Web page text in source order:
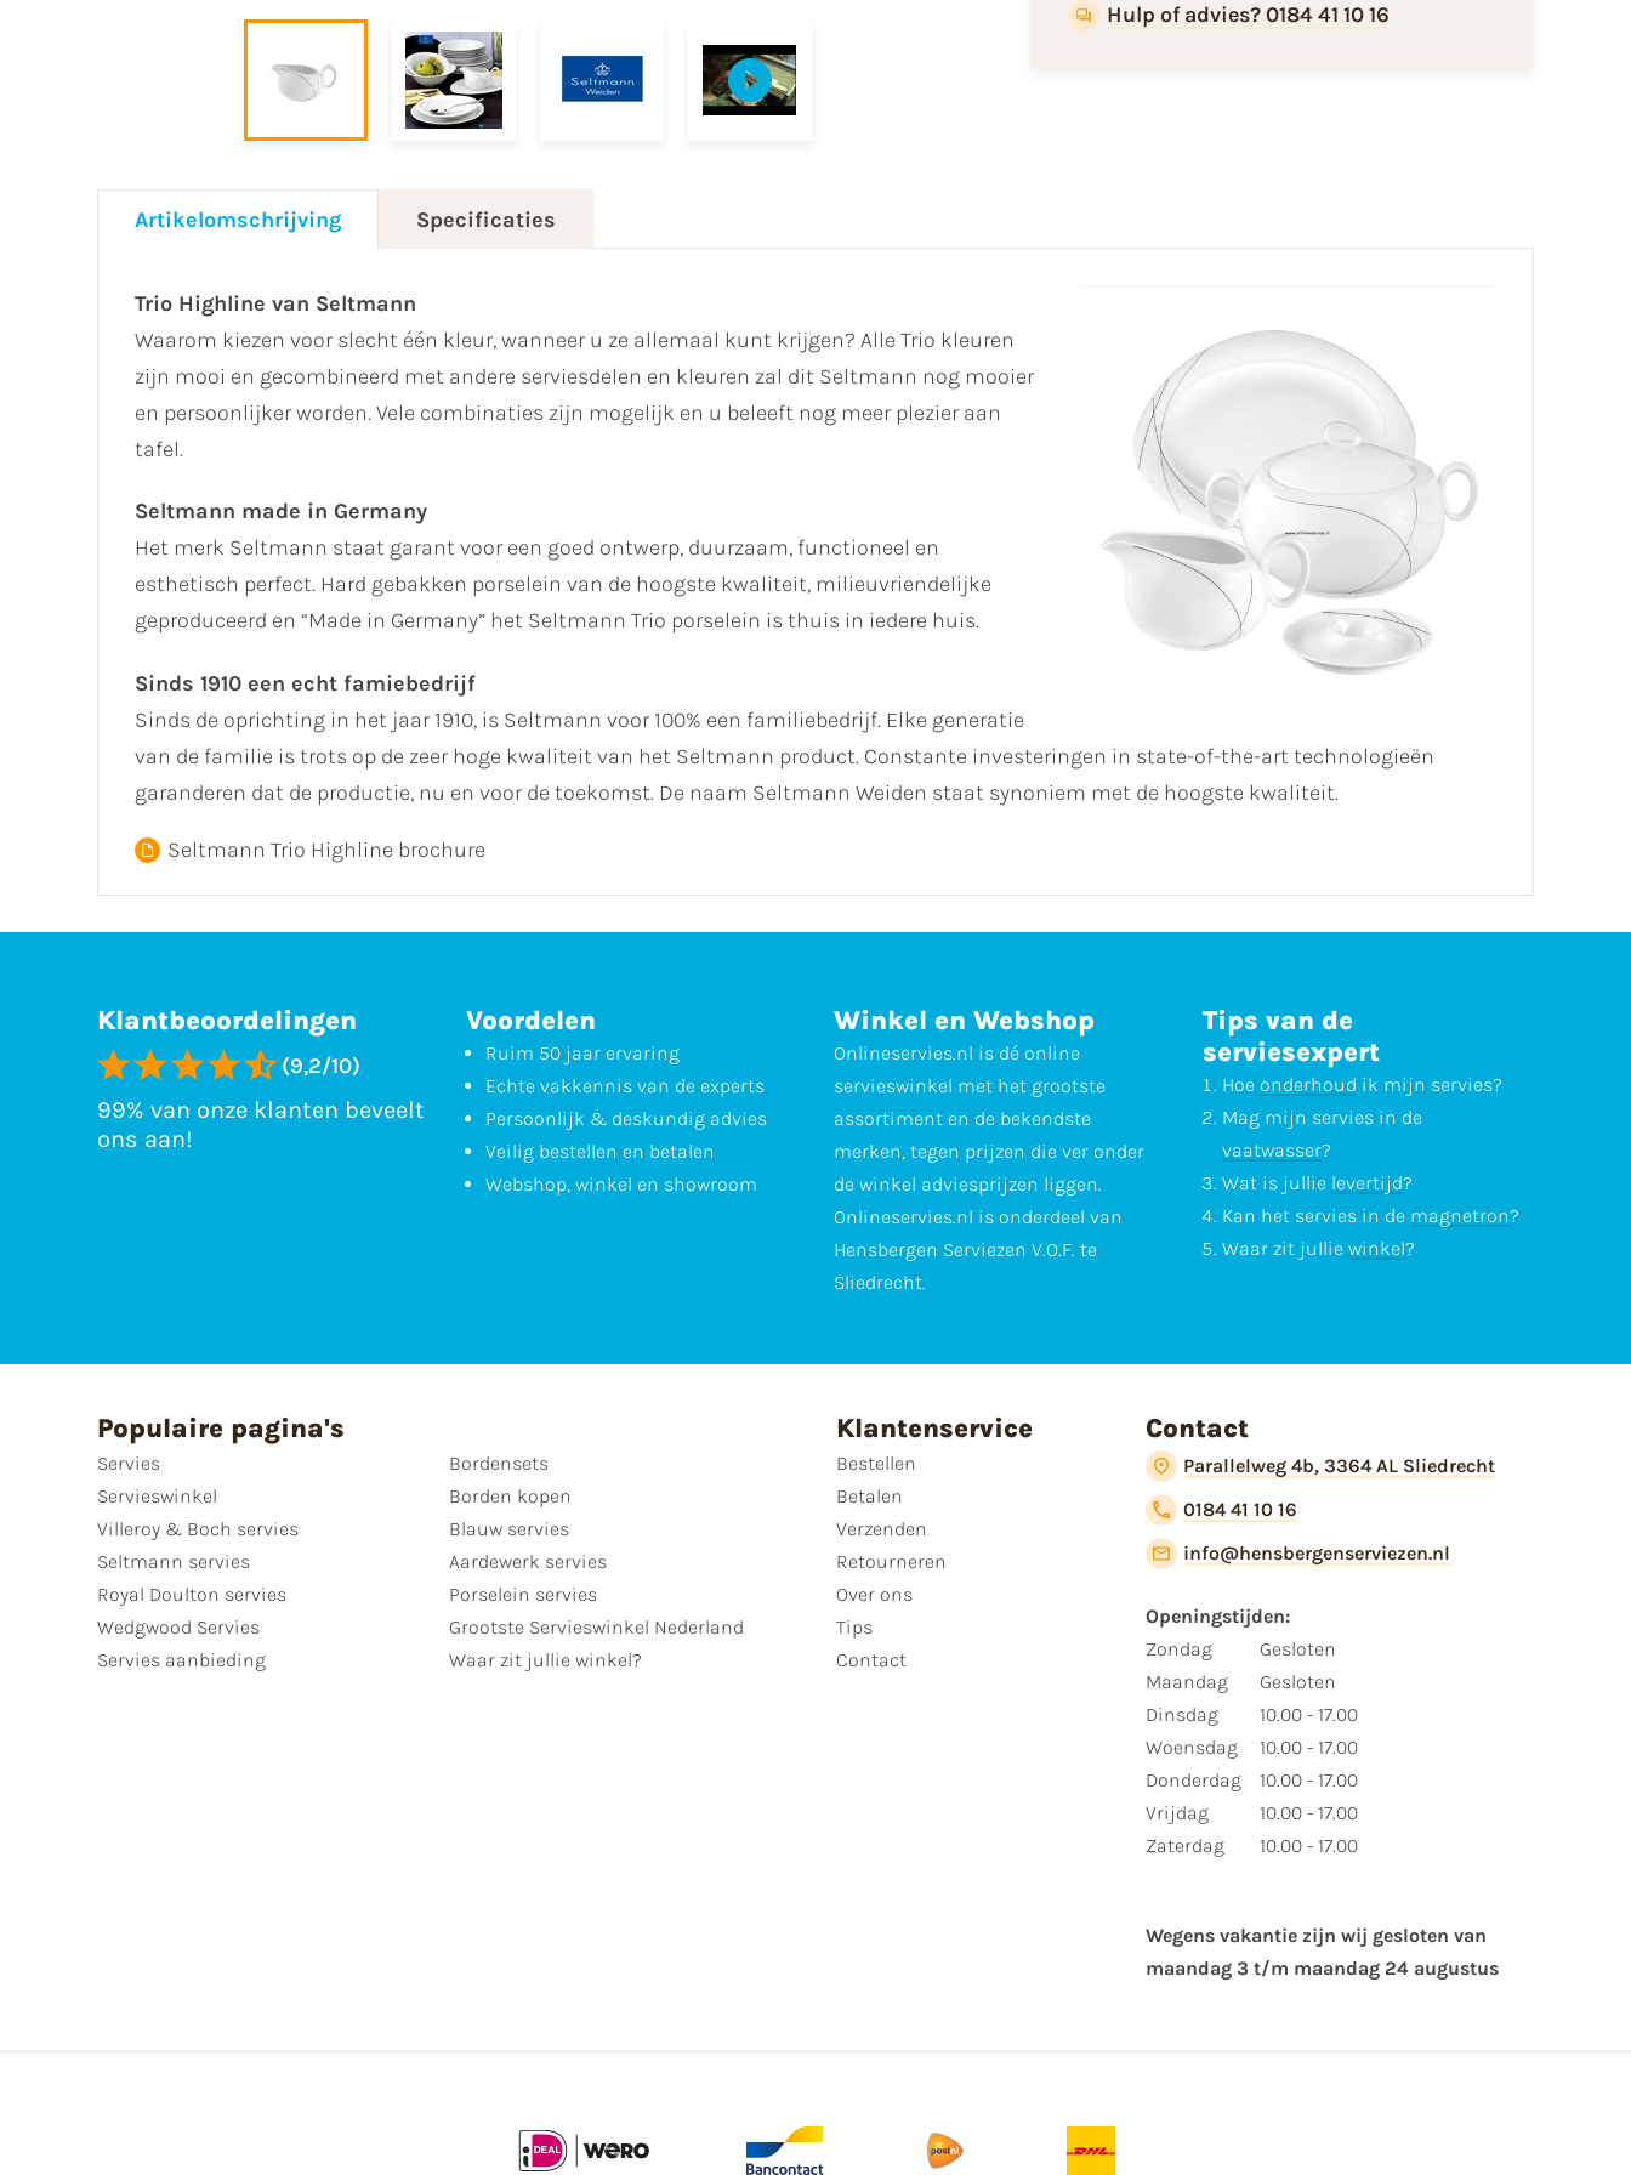
Hulp of advies? 0184 41 10 16
Artikelomschrijving Specificaties
Trio Highline van Seltmann
Waarom kiezen voor slecht één kleur, wanneer u ze allemaal kunt krijgen? Alle Trio kleuren
zijn mooi en gecombineerd met andere serviesdelen en kleuren zal dit Seltmann nog mooier
en persoonlijker worden. Vele combinaties zijn mogelijk en u beleeft nog meer plezier aan
tafel.
Seltmann made in Germany
Het merk Seltmann staat garant voor een goed ontwerp, duurzaam, functioneel en
esthetisch perfect. Hard gebakken porselein van de hoogste kwaliteit, milieuvriendelijke
geproduceerd en “Made in Germany” het Seltmann Trio porselein is thuis in iedere huis.
Sinds 1910 een echt famiebedrijf
Sinds de oprichting in het jaar 1910, is Seltmann voor 100% een familiebedrijf. Elke generatie
van de familie is trots op de zeer hoge kwaliteit van het Seltmann product. Constante investeringen in state-of-the-art technologieën
garanderen dat de productie, nu en voor de toekomst. De naam Seltmann Weiden staat synoniem met de hoogste kwaliteit.
Seltmann Trio Highline brochure
Klantbeoordelingen
(9,2/10)
99% van onze klanten beveelt
ons aan!
Voordelen
Ruim 50 jaar ervaring
Echte vakkennis van de experts
Persoonlijk & deskundig advies
Veilig bestellen en betalen
Webshop, winkel en showroom
Winkel en Webshop
Onlineservies.nl is dé online
servieswinkel met het grootste
assortiment en de bekendste
merken, tegen prijzen die ver onder
de winkel adviesprijzen liggen.
Onlineservies.nl is onderdeel van
Hensbergen Serviezen V.O.F. te
Sliedrecht.
Tips van de
serviesexpert
Hoe onderhoud ik mijn servies?
Mag mijn servies in de
vaatwasser?
Wat is jullie levertijd?
Kan het servies in de magnetron?
Waar zit jullie winkel?
Populaire pagina's
Servies
Servieswinkel
Villeroy & Boch servies
Seltmann servies
Royal Doulton servies
Wedgwood Servies
Servies aanbieding
Bordensets
Borden kopen
Blauw servies
Aardewerk servies
Porselein servies
Grootste Servieswinkel Nederland
Waar zit jullie winkel?
Klantenservice
Bestellen
Betalen
Verzenden
Retourneren
Over ons
Tips
Contact
Contact
Parallelweg 4b, 3364 AL Sliedrecht
0184 41 10 16
info@hensbergenserviezen.nl
Openingstijden:
Zondag
Maandag
Dinsdag
Woensdag
Donderdag
Vrijdag
Zaterdag
Gesloten
Gesloten
10.00 - 17.00
10.00 - 17.00
10.00 - 17.00
10.00 - 17.00
10.00 - 17.00
Wegens vakantie zijn wij gesloten van ​
maandag 3 t/m maandag 24 augustus